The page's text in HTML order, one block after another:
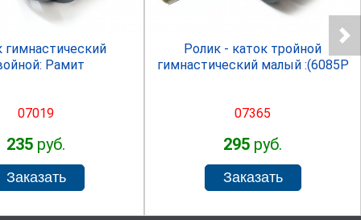
гимнастический
Рамит
07019
235 руб.
Ролик - каток тройной
гимнастический малый :(6085Р
07365
295 руб.